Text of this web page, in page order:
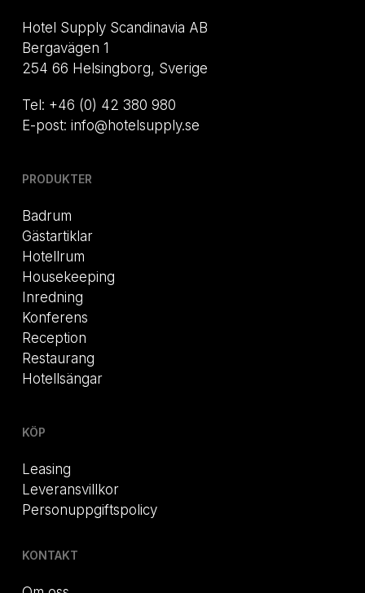
Hotel Supply Scandinavia AB
Bergavägen 1
254 66 Helsingborg, Sverige
Tel: +46 (0) 42 380 980
E-post: info@hotelsupply.se
PRODUKTER
Badrum
Gästartiklar
Hotellrum
Housekeeping
Inredning
Konferens
Reception
Restaurang
Hotellsängar
KÖP
Leasing
Leveransvillkor
Personuppgiftspolicy
KONTAKT